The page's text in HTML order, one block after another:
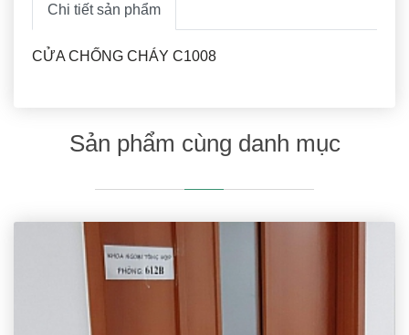
Chi tiết sản phẩm
CỬA CHỐNG CHÁY C1008
Sản phẩm cùng danh mục